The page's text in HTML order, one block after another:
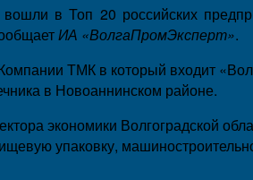
в Топ 20 российских
ИА «ВолгаПромЭксперт».
ТМК в который входит
в Новоаннинском районе.
экономики Волгоградской
упаковку,